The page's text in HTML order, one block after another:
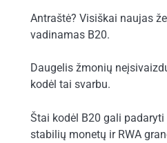
Antraštė? Visiškai naujas
vadinamas B20.
Daugelis žmonių
kodėl tai svarbu.
Štai kodėl B20 gali padaryti
stabilių monetų ir RWA